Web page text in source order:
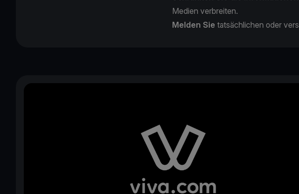
Medien verbreiten.
Melden Sie tatsächlichen oder